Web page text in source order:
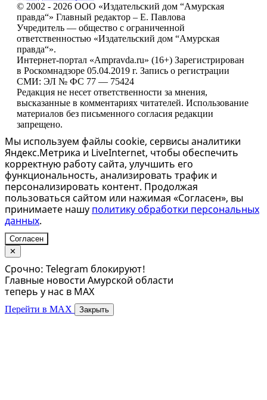
© 2002 - 2026 ООО «Издательский дом “Амурская
правда“» Главный редактор – Е. Павлова
Учредитель — общество с ограниченной
ответственностью «Издательский дом “Амурская
правда“».
Интернет-портал «Ampravda.ru» (16+) Зарегистрирован
в Роскомнадзоре 05.04.2019 г. Запись о регистрации
СМИ: ЭЛ № ФС 77 — 75424
Редакция не несет ответственности за мнения,
высказанные в комментариях читателей. Использование
материалов без письменного согласия редакции
запрещено.
Мы используем файлы cookie, сервисы аналитики
Яндекс.Метрика и LiveInternet, чтобы обеспечить
корректную работу сайта, улучшить его
функциональность, анализировать трафик и
персонализировать контент. Продолжая
пользоваться сайтом или нажимая «Согласен», вы
принимаете нашу политику обработки персональных
данных.
Согласен
✕
Срочно: Telegram блокируют!
Главные новости Амурской области
теперь у нас в MAX
Перейти в MAX Закрыть